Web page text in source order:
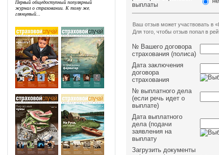
Первый общедоступный популярный
журнал о страховании. К тому же,
глянцевый...
выплаты
Ваш отзыв может участвовать в
Для того, чтобы отзыв попал в
№ Вашего договора
страхования (полиса)
Дата заключения
договора
страхования
№ выплатного дела
(если речь идет о
выплате)
Дата выплатного
дела (подачи
заявления на
выплату
Загрузить документы